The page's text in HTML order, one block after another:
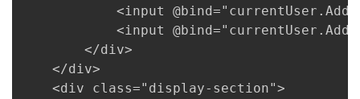
<input
<input
        </div>
    </div>
    <div class="display-section">